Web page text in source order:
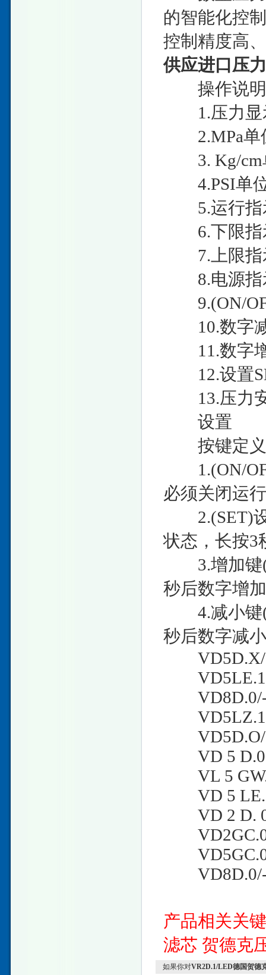
的智能化控
控制精度高
供应进口压
操作说明
1.压力显
2.MPa单
3. Kg/cm
4.PSI单
5.运行指
6.下限指
7.上限指
8.电源指
9.(ON/
10.数字
11.数字
12.设置
13.压力
设置
按键定义
1.(ON/
必须关闭运
2.(SET)设
状态，长按3
3.增加键
秒后数字增
4.减小键
秒后数字减
VD5LE.1
VD8D.0/-
VD5D.O/-
VD 5 D.0
VL 5
VD 5
VD 2 D.
VD8D.0/-
产品相关关
滤芯 贺德克
如果你对VR2D.1/LED德国贺德